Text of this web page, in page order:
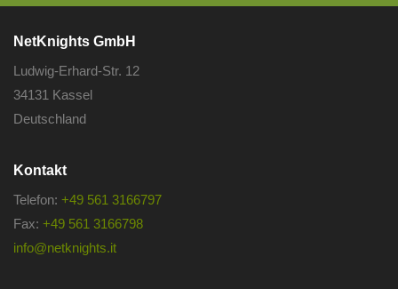
NetKnights GmbH
Ludwig-Erhard-Str. 12
34131 Kassel
Deutschland
Kontakt
Telefon: +49 561 3166797
Fax: +49 561 3166798
info@netknights.it